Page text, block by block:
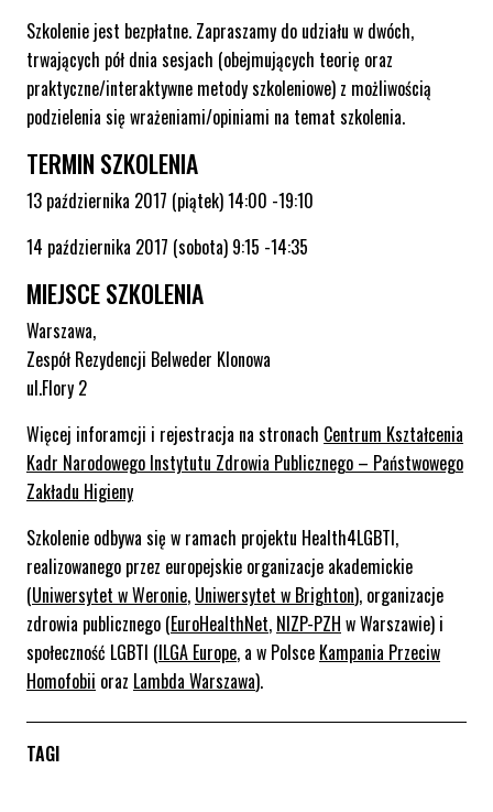
Szkolenie jest bezpłatne. Zapraszamy do udziału w dwóch,
trwających pół dnia sesjach (obejmujących teorię oraz
praktyczne/interaktywne metody szkoleniowe) z możliwością
podzielenia się wrażeniami/opiniami na temat szkolenia.
TERMIN SZKOLENIA
13 października 2017 (piątek) 14:00 -19:10
14 października 2017 (sobota) 9:15 -14:35
MIEJSCE SZKOLENIA
Warszawa,
Zespół Rezydencji Belweder Klonowa
ul.Flory 2
Więcej inforamcji i rejestracja na stronach Centrum Kształcenia
Kadr Narodowego Instytutu Zdrowia Publicznego – Państwowego
Zakładu Higieny
Szkolenie odbywa się w ramach projektu Health4LGBTI,
realizowanego przez europejskie organizacje akademickie
(Uniwersytet w Weronie, Uniwersytet w Brighton), organizacje
zdrowia publicznego (EuroHealthNet, NIZP-PZH w Warszawie) i
społeczność LGBTI (ILGA Europe, a w Polsce Kampania Przeciw
Homofobii oraz Lambda Warszawa).
TAGI